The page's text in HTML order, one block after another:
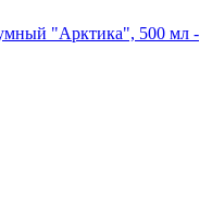
"Арктика", 500 мл -